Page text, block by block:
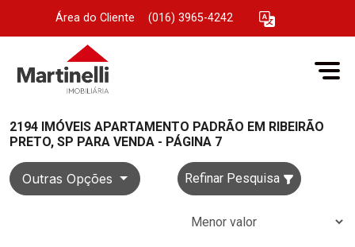
Área do Cliente (016) 3965-4242
2194 IMÓVEIS APARTAMENTO PADRÃO EM RIBEIRÃO
PRETO, SP PARA VENDA - PÁGINA 7
Outras Opções Refinar Pesquisa